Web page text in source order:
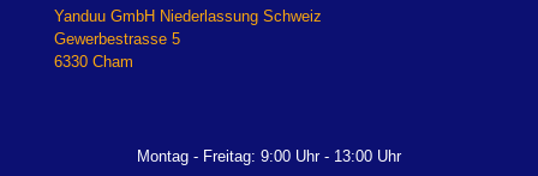
Yanduu GmbH Niederlassung Schweiz
Gewerbestrasse 5
6330 Cham
Montag - Freitag: 9:00 Uhr - 13:00 Uhr